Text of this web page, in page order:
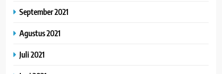
September 2021
Agustus 2021
Juli 2021